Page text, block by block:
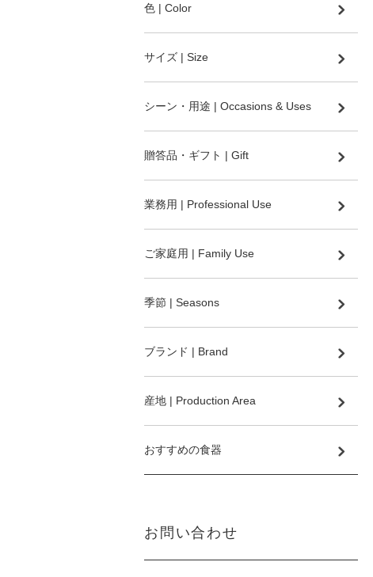
色 | Color
サイズ | Size
シーン・用途 | Occasions & Uses
贈答品・ギフト | Gift
業務用 | Professional Use
ご家庭用 | Family Use
季節 | Seasons
ブランド | Brand
産地 | Production Area
おすすめの食器
お問い合わせ